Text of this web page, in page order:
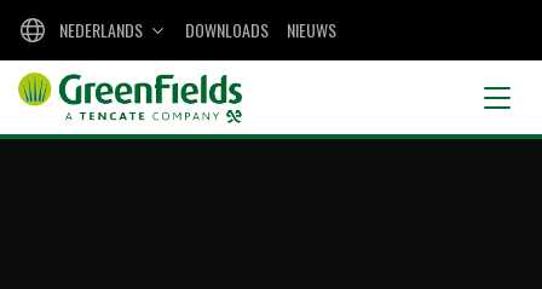
DOWNLOADS NIEUWS
NEDERLANDS